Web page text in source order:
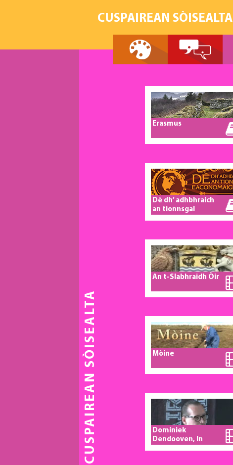
CUSPAIREAN SÒISEALTA
CUSPAIREAN SÒISEALTA
Erasmus
Dè dh’ adhbhraich
an tionnsgal
An t-Slabhraidh Òir
Mòine
Dominiek
Dendooven, In